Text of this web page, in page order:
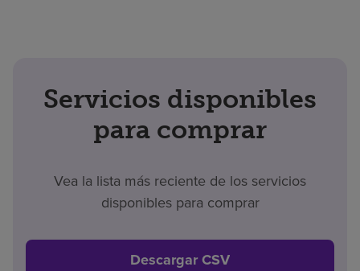
Servicios disponibles
para comprar
Vea la lista más reciente de los servicios
disponibles para comprar
Descargar CSV